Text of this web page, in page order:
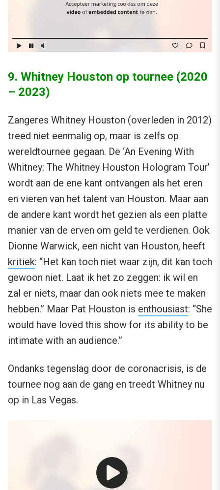
9. Whitney Houston op tournee (2020
– 2023)
Zangeres Whitney Houston (overleden in 2012)
treed niet eenmalig op, maar is zelfs op
wereldtournee gegaan. De ‘An Evening With
Whitney: The Whitney Houston Hologram Tour’
wordt aan de ene kant ontvangen als het eren
en vieren van het talent van Houston. Maar aan
de andere kant wordt het gezien als een platte
manier van de erven om geld te verdienen. Ook
Dionne Warwick, een nicht van Houston, heeft
kritiek: “Het kan toch niet waar zijn, dit kan toch
gewoon niet. Laat ik het zo zeggen: ik wil en
zal er niets, maar dan ook niets mee te maken
hebben.” Maar Pat Houston is enthousiast: “She
would have loved this show for its ability to be
intimate with an audience.”
Ondanks tegenslag door de coronacrisis, is de
tournee nog aan de gang en treedt Whitney nu
op in Las Vegas.